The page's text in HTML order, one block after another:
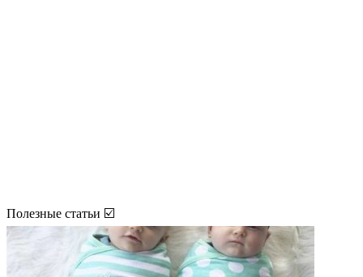
Полезные статьи ☑️